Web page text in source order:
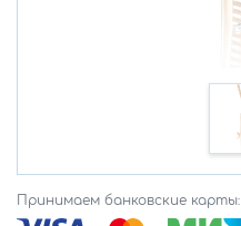
Принимаем банковские карты: